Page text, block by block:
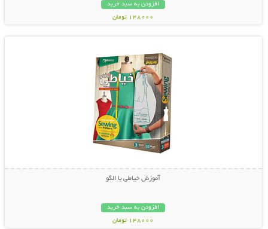
افزودن به سبد خرید
148000 تومان
آموزش خیاطی با الگو
افزودن به سبد خرید
148000 تومان